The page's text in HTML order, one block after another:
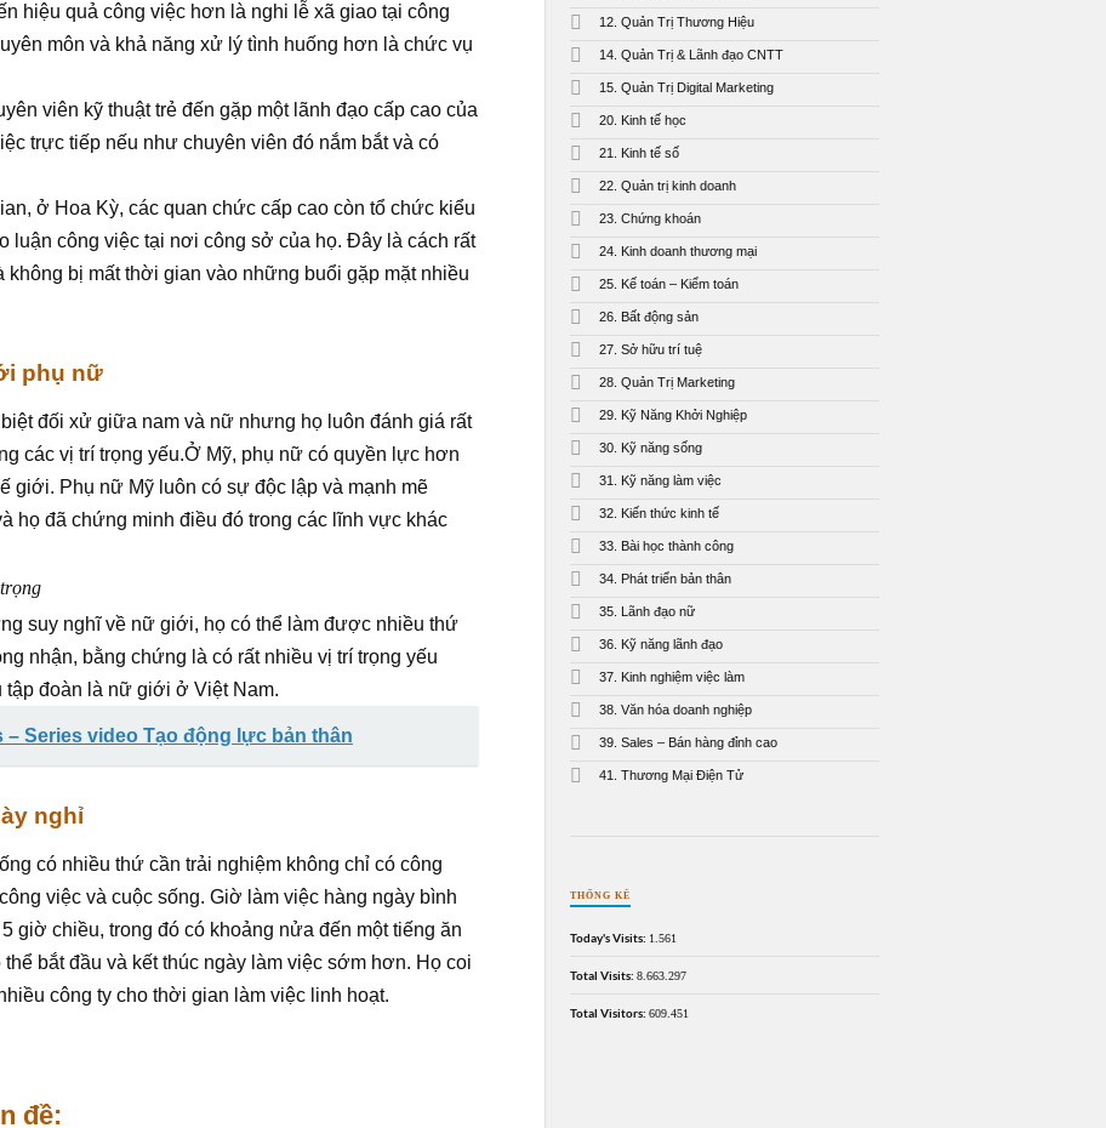
hiệu quả công việc hơn là nghi lễ xã giao tại công
môn và khả năng xử lý tình huống hơn là chức vụ
viên kỹ thuật trẻ đến gặp một lãnh đạo cấp cao của
trực tiếp nếu như chuyên viên đó nắm bắt và có
ở Hoa Kỳ, các quan chức cấp cao còn tổ chức kiểu
luận công việc tại nơi công sở của họ. Đây là cách rất
không bị mất thời gian vào những buổi gặp mặt nhiều
phụ nữ
đối xử giữa nam và nữ nhưng họ luôn đánh giá rất
các vị trí trọng yếu.Ở Mỹ, phụ nữ có quyền lực hơn
giới. Phụ nữ Mỹ luôn có sự độc lập và mạnh mẽ
họ đã chứng minh điều đó trong các lĩnh vực khác
suy nghĩ về nữ giới, họ có thể làm được nhiều thứ
nhận, bằng chứng là có rất nhiều vị trí trọng yếu
tập đoàn là nữ giới ở Việt Nam.
– Series video Tạo động lực bản thân
nghỉ
có nhiều thứ cần trải nghiệm không chỉ có công
việc và cuộc sống. Giờ làm việc hàng ngày bình
giờ chiều, trong đó có khoảng nửa đến một tiếng ăn
bắt đầu và kết thúc ngày làm việc sớm hơn. Họ coi
công ty cho thời gian làm việc linh hoạt.
đề:
12. Quản Trị Thương Hiệu
14. Quản Trị & Lãnh đạo CNTT
15. Quản Trị Digital Marketing
20. Kinh tế học
21. Kinh tế số
22. Quản trị kinh doanh
23. Chứng khoán
24. Kinh doanh thương mại
25. Kế toán – Kiểm toán
26. Bất động sản
27. Sở hữu trí tuệ
28. Quản Trị Marketing
29. Kỹ Năng Khởi Nghiệp
30. Kỹ năng sống
31. Kỹ năng làm việc
32. Kiến thức kinh tế
33. Bài học thành công
34. Phát triển bản thân
35. Lãnh đạo nữ
36. Kỹ năng lãnh đạo
37. Kinh nghiệm việc làm
38. Văn hóa doanh nghiệp
39. Sales – Bán hàng đỉnh cao
41. Thương Mại Điện Tử
THỐNG KÊ
Today's Visits: 1.561
Total Visits:8.663.297
Total Visitors:609.451